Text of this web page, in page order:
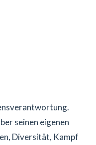
seinen eigenen
Diversität, Kampf